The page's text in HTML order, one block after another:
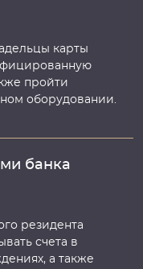
карты
пройти
оборудовании.
банка
резидента
счета в
а также